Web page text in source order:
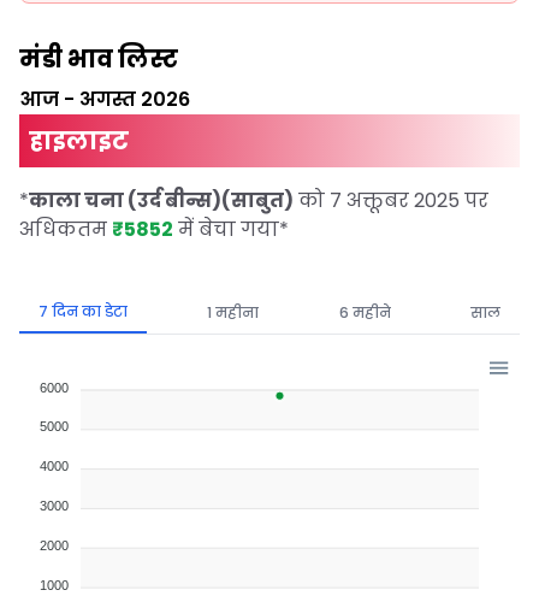
मंडी भाव लिस्ट
आज - अगस्त 2026
हाइलाइट
*काला चना (उर्द बीन्स)(साबुत) को 7 अक्तूबर 2025 पर
अधिकतम ₹5852 में बेचा गया*
7 दिन का डेटा 1 महीना 6 महीने साल
6000
5000
4000
3000
2000
1000